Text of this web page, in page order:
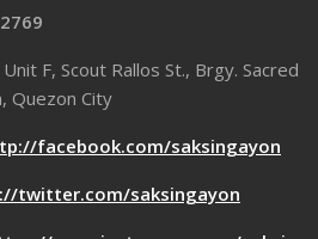
F, Scout Rallos St., Brgy. Sacred
Quezon City
facebook.com/saksingayon
twitter.com/saksingayon